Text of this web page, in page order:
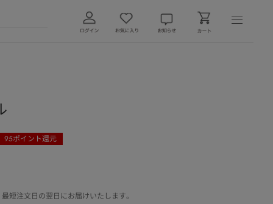
95ポイント還元
短注文日の翌日にお届けいたします。